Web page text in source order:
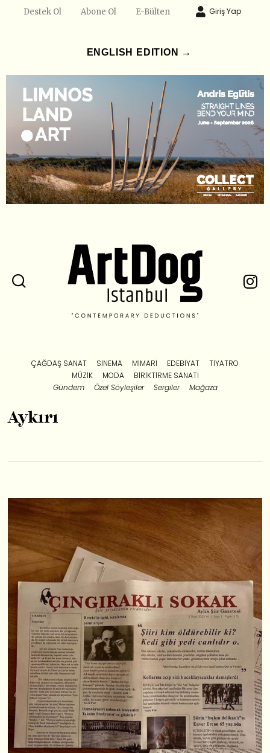
Destek Ol Abone Ol E-Bülten Giriş Yap
ENGLISH EDITION →
ÇAĞDAŞ SANAT SINEMA MIMARI EDEBIYAT
TIYATRO
MÜZIK
MODA
BIRIKTIRME SANATI
Gündem
Özel Söyleşiler Sergiler Mağaza
Aykırı